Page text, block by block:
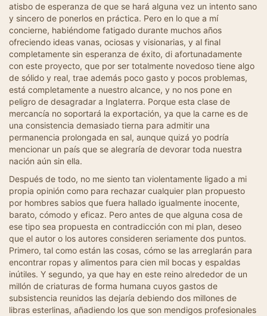
atisbo de esperanza de que se hará alguna vez un intento sano
y sincero de ponerlos en práctica. Pero en lo que a mí
concierne, habiéndome fatigado durante muchos años
ofreciendo ideas vanas, ociosas y visionarias, y al final
completamente sin esperanza de éxito, di afortunadamente
con este proyecto, que por ser totalmente novedoso tiene algo
de sólido y real, trae además poco gasto y pocos problemas,
está completamente a nuestro alcance, y no nos pone en
peligro de desagradar a Inglaterra. Porque esta clase de
mercancía no soportará la exportación, ya que la carne es de
una consistencia demasiado tierna para admitir una
permanencia prolongada en sal, aunque quizá yo podría
mencionar un país que se alegraría de devorar toda nuestra
nación aún sin ella.
Después de todo, no me siento tan violentamente ligado a mi
propia opinión como para rechazar cualquier plan propuesto
por hombres sabios que fuera hallado igualmente inocente,
barato, cómodo y eficaz. Pero antes de que alguna cosa de
ese tipo sea propuesta en contradicción con mi plan, deseo
que el autor o los autores consideren seriamente dos puntos.
Primero, tal como están las cosas, cómo se las arreglarán para
encontrar ropas y alimentos para cien mil bocas y espaldas
inútiles. Y segundo, ya que hay en este reino alrededor de un
millón de criaturas de forma humana cuyos gastos de
subsistencia reunidos las dejaría debiendo dos millones de
libras esterlinas, añadiendo los que son mendigos profesionales